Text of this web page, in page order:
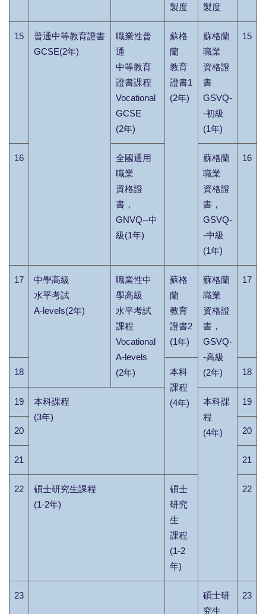
製度
製度
15
普通中等教育證書
GCSE(2年)
職業性普
通
中等教育
證書課程
Vocational
GCSE
(2年)
蘇格
蘭
教育
證書1
(2年)
蘇格蘭
職業
資格證
書
GSVQ-
-初級
(1年)
15
16
全國通用
職業
資格證
書，
GNVQ--中
級(1年)
蘇格蘭
職業
資格證
書，
GSVQ-
-中級
(1年)
16
17
中學高級
水平考試
A-levels(2年)
職業性中
學高級
水平考試
課程
Vocational
A-levels
(2年)
蘇格
蘭
教育
證書2
(1年)
蘇格蘭
職業
資格證
書，
GSVQ-
-高級
(2年)
17
18
本科
課程
(4年)
18
19
本科課程
(3年)
本科課
程
(4年)
19
20 20
21 21
22
碩士研究生課程
(1-2年)
碩士
研究
生
課程
(1-2
年)
22
23
碩士研
究生
23